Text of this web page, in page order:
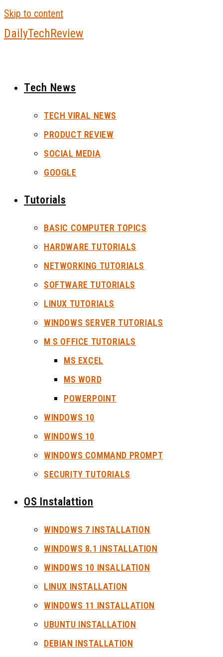
Skip to content
DailyTechReview
Tech News
TECH VIRAL NEWS
PRODUCT REVIEW
SOCIAL MEDIA
GOOGLE
Tutorials
BASIC COMPUTER TOPICS
HARDWARE TUTORIALS
NETWORKING TUTORIALS
SOFTWARE TUTORIALS
LINUX TUTORIALS
WINDOWS SERVER TUTORIALS
M S OFFICE TUTORIALS
MS EXCEL
MS WORD
POWERPOINT
WINDOWS 10
WINDOWS 10
WINDOWS COMMAND PROMPT
SECURITY TUTORIALS
OS Instalattion
WINDOWS 7 INSTALLATION
WINDOWS 8.1 INSTALLATION
WINDOWS 10 INSALLATION
LINUX INSTALLATION
WINDOWS 11 INSTALLATION
UBUNTU INSTALLATION
DEBIAN INSTALLATION